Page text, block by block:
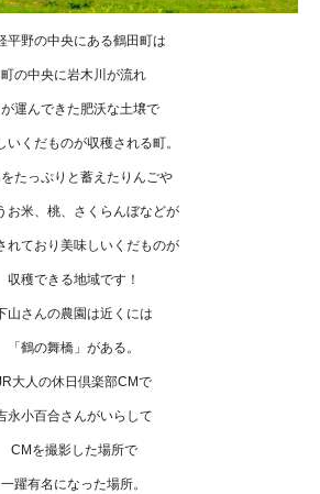
平野の中央にある鶴田町は
町の中央に岩木川が流れ
が運んできた肥沃な土壌で
いくだものが収穫される町。
たっぷりと蓄えたりんごや
お米、桃、さくらんぼなどが
れており美味しいくだものが
収穫できる地域です！
山さんの農園は近くには
「鶴の舞橋」がある。
大人の休日倶楽部CMで
永小百合さんがいらして
CMを撮影した場所で
一躍有名になった場所。